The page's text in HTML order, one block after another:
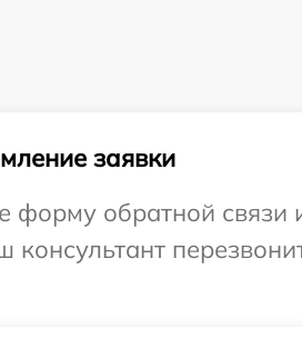
заявки
форму обратной связи